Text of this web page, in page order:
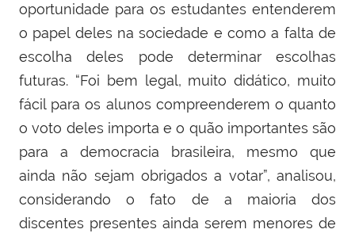
oportunidade para os estudantes entenderem
o papel deles na sociedade e como a falta de
escolha deles pode determinar escolhas
futuras. “Foi bem legal, muito didático, muito
fácil para os alunos compreenderem o quanto
o voto deles importa e o quão importantes são
para a democracia brasileira, mesmo que
ainda não sejam obrigados a votar”, analisou,
considerando o fato de a maioria dos
discentes presentes ainda serem menores de